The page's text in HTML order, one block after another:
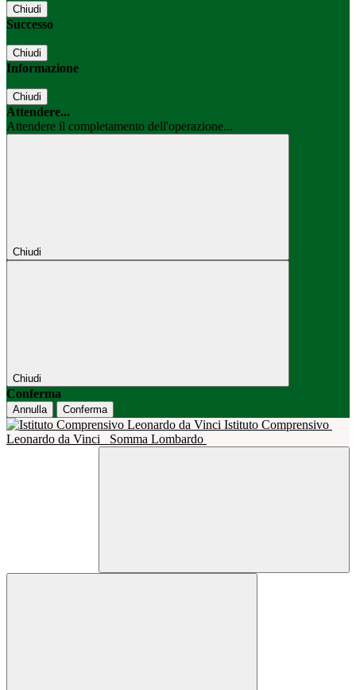
Chiudi
Successo
Chiudi
Informazione
Chiudi
Attendere...
Attendere il completamento dell'operazione...
Chiudi
Chiudi
Conferma
Annulla Conferma
Istituto Comprensivo
Leonardo da Vinci
Somma Lombardo